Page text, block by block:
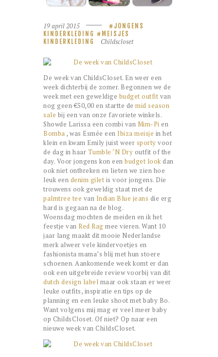
19 april 2015
JONGENS
KINDERKLEDING
MEISJES
KINDERKLEDING
Childscloset
De week van ChildsCloset. En weer een
week dichterbij de zomer. Begonnen we de
week met een geweldige budget outfit van
nog geen €50,00 en startte de mid season
sale bij een van onze favoriete winkels.
Showde Larissa een combi van Mim-Pi en
Bomba , was Esmée een Ibiza meisje in het
klein en kwam Emily juist weer sporty voor
de dag in haar Tumble ‘N Dry outfit of the
day. Voor jongens kon een budget lookdan
ook niet ontbreken en lieten we zien hoe
leuk een denim gilet is voor jongens. Die
trouwens ook geweldig staat met de
palmtree tee van Indian Blue jeans die erg
hard is gegaan na de blog.
Woensdag mochten de meiden en ik het
feestje van Red Rag mee vieren. Want 10
jaar lang maakt dit mooie Nederlandse
merk alweer vele kindervoetjes en
fashionista mama’s blij met hun stoere
schoenen. Aankomende week komt er dan
ook een uitgebreide review voorbij van dit
dutch design label maar ook staan er weer
leuke outfits, inspiratie en tips op de
planning en een leuke shoot met baby Bo.
Want volgens mij mag er veel meer baby
op ChildsCloset. Of niet? Op naar een
nieuwe week van ChildsCloset.